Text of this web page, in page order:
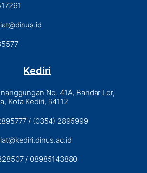
Kediri
No. 41A, Bandar Lor,
Kota Kediri, 64112
/ (0354) 2895999
/ 08985143880